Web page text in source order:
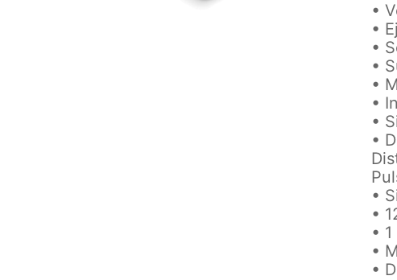
•
•
•
•
•
•
•
•
•
•
•
•
•